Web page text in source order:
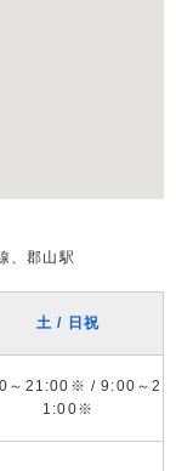
、郡山駅
土 / 日祝
～21:00※ / 9:00～2
1:00※